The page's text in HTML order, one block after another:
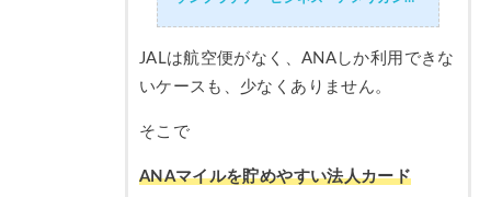
たメリットデメリット・口コミ評判
JALは航空便がなく、ANAしか利用できな
いケースも、少なくありません。
そこで
ANAマイルを貯めやすい法人カード